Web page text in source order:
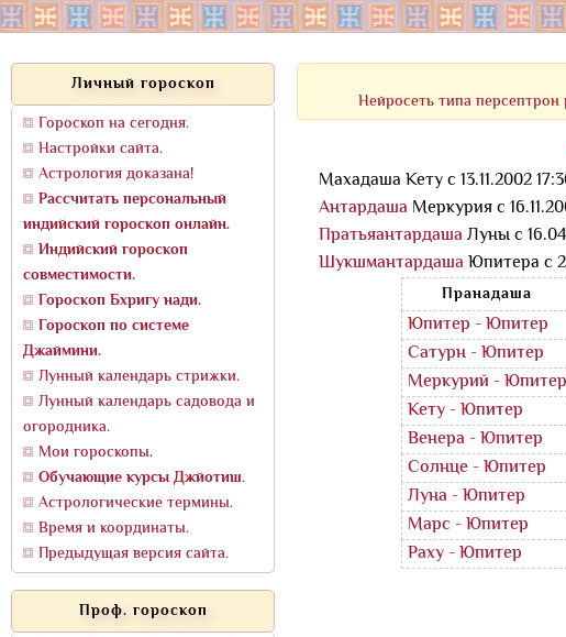
Личный гороскоп
Гороскоп на сегодня.
Настройки сайта.
Астрология доказана!
Рассчитать персональный
индийский гороскоп онлайн.
Индийский гороскоп
совместимости.
Гороскоп Бхригу нади.
Гороскоп по системе
Джаймини.
Лунный календарь стрижки.
Лунный календарь садовода и
огородника.
Мои гороскопы.
Обучающие курсы Джйотиш.
Астрологические термины.
Время и координаты.
Предыдущая версия сайта.
Проф. гороскоп
Нейросеть типа персептрон
Махадаша Кету с 13.11.2002
Антардаша Меркурия с
Пратьяантардаша Луны с
Шукшмантардаша Юпитера с
Пранадаша
Юпитер - Юпитер
Сатурн - Юпитер
Меркурий - Юпитер
Кету - Юпитер
Венера - Юпитер
Солнце - Юпитер
Луна - Юпитер
Марс - Юпитер
Раху - Юпитер